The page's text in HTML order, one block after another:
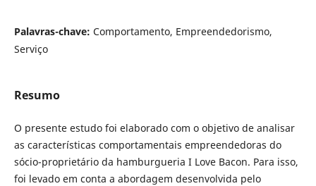
Palavras-chave: Comportamento, Empreendedorismo,
Serviço
Resumo
O presente estudo foi elaborado com o objetivo de analisar
as características comportamentais empreendedoras do
sócio-proprietário da hamburgueria I Love Bacon. Para isso,
foi levado em conta a abordagem desenvolvida pelo